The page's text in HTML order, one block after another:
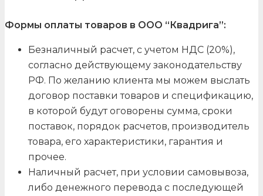
Формы оплаты товаров в ООО “Квадрига”:
Безналичный расчет, с учетом НДС (20%),
согласно действующему законодательству
РФ. По желанию клиента мы можем выслать
договор поставки товаров и спецификацию,
в которой будут оговорены сумма, сроки
поставок, порядок расчетов, производитель
товара, его характеристики, гарантия и
прочее.
Наличный расчет, при условии самовывоза,
либо денежного перевода с последующей